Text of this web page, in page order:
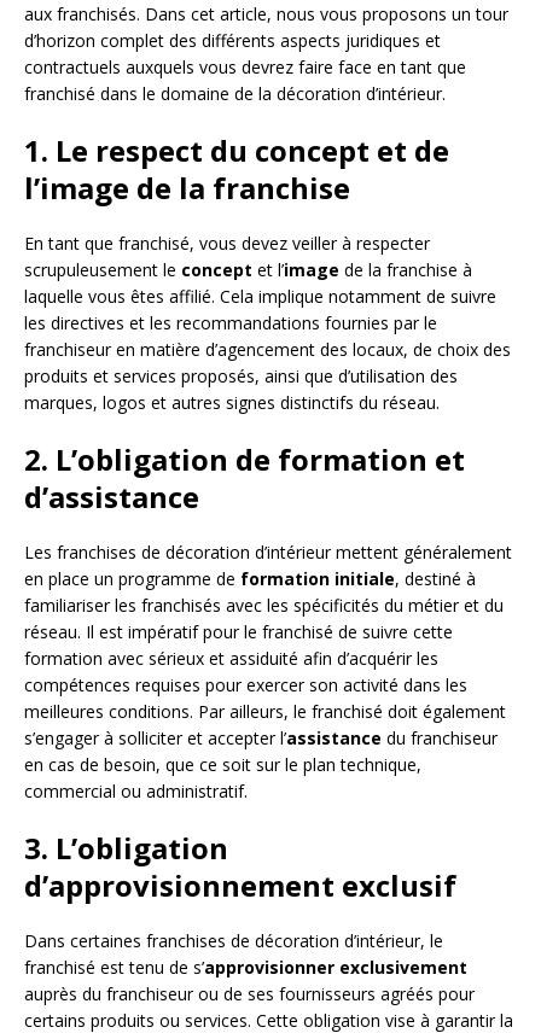
aux franchisés. Dans cet article, nous vous proposons un tour
d’horizon complet des différents aspects juridiques et
contractuels auxquels vous devrez faire face en tant que
franchisé dans le domaine de la décoration d’intérieur.
1. Le respect du concept et de
l’image de la franchise
En tant que franchisé, vous devez veiller à respecter
scrupuleusement le concept et l’image de la franchise à
laquelle vous êtes affilié. Cela implique notamment de suivre
les directives et les recommandations fournies par le
franchiseur en matière d’agencement des locaux, de choix des
produits et services proposés, ainsi que d’utilisation des
marques, logos et autres signes distinctifs du réseau.
2. L’obligation de formation et
d’assistance
Les franchises de décoration d’intérieur mettent généralement
en place un programme de formation initiale, destiné à
familiariser les franchisés avec les spécificités du métier et du
réseau. Il est impératif pour le franchisé de suivre cette
formation avec sérieux et assiduité afin d’acquérir les
compétences requises pour exercer son activité dans les
meilleures conditions. Par ailleurs, le franchisé doit également
s’engager à solliciter et accepter l’assistance du franchiseur
en cas de besoin, que ce soit sur le plan technique,
commercial ou administratif.
3. L’obligation
d’approvisionnement exclusif
Dans certaines franchises de décoration d’intérieur, le
franchisé est tenu de s’approvisionner exclusivement
auprès du franchiseur ou de ses fournisseurs agréés pour
certains produits ou services. Cette obligation vise à garantir la